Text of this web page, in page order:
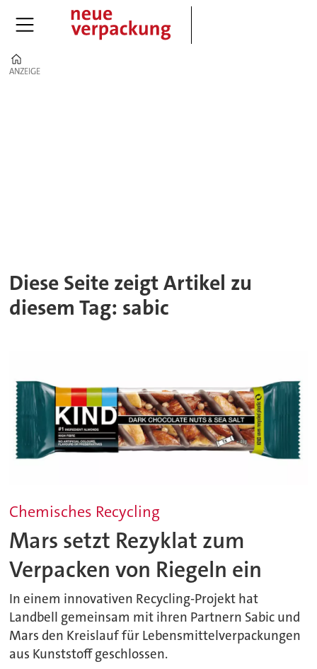
ANZEIGE
ANZEIGE
Diese Seite zeigt Artikel zu
diesem Tag: sabic
Chemisches Recycling
Mars setzt Rezyklat zum
Verpacken von Riegeln ein
In einem innovativen Recycling-Projekt hat
Landbell gemeinsam mit ihren Partnern Sabic und
Mars den Kreislauf für Lebensmittelverpackungen
aus Kunststoff geschlossen.